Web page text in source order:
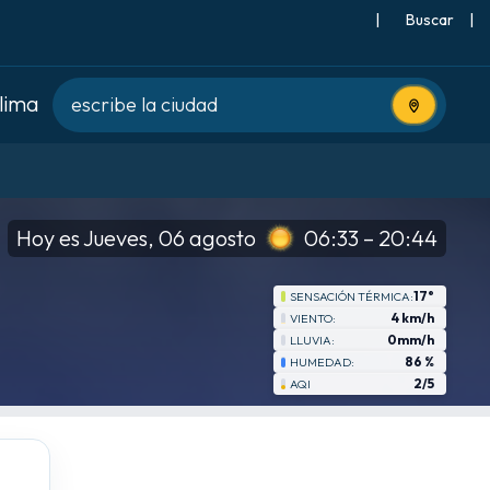
| |
Usa tu
Hoy es Jueves, 06 agosto 06:33 – 20:44
SENSACIÓN TÉRMICA:17°
VIENTO: 4 km/h
LLUVIA: 0mm/h
HUMEDAD: 86 %
AQI 2/5